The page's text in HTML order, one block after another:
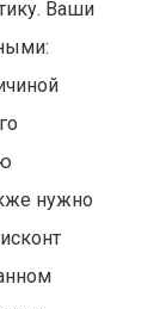
Ваши
нужно